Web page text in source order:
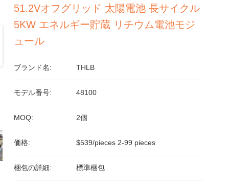
51.2Vオフグリッド 太陽電池 長サイクル
5KW エネルギー貯蔵 リチウム電池モジ
ュール
ブランド名: THLB
モデル番号: 48100
MOQ: 2個
価格: $539/pieces 2-99 pieces
梱包の詳細: 標準梱包